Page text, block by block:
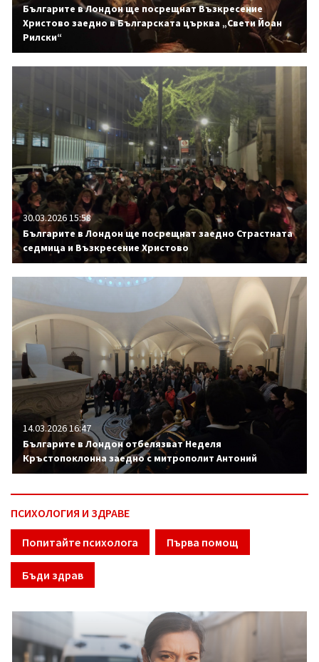
Българите в Лондон ще посрещнат Възкресение
Христово заедно в Българската църква „Свети Йоан
Рилски“
30.03.2026 15:58
Българите в Лондон ще посрещнат заедно Страстната
седмица и Възкресение Христово
14.03.2026 16:47
Българите в Лондон отбелязват Неделя
Кръстопоклонна заедно с митрополит Антоний
ПСИХОЛОГИЯ И ЗДРАВЕ
Попитайте психолога Първа помощ
Бъди здрав